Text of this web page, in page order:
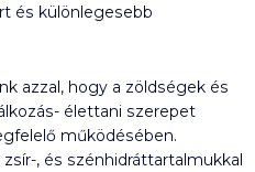
és különlegesebb
azzal, hogy a zöldségek és
élettani szerepet
működésében.
, és szénhidráttartalmukkal